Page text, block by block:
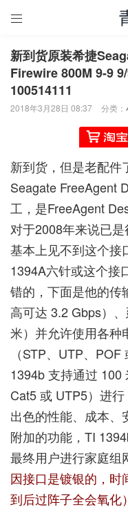

新到货原装希捷
Firewire 800M 9-9
100514111
2018年3月28日 08:37 分类：
新到货，但是老配件
Seagate FreeAgent
工，是FreeAgent
对于2008年来说已
基本上见不到这个接
1394A六针或这个接
错的，下面是他的传
高可达 3.2 Gbps）
米）并允许使用各种
（STP、UTP、
1394b 支持通过 100
Cat5 或 UTP5）进
出色的性能、成本、
附加的功能，TI
最终用户进行家庭组
因接口是镀银的，时
到后过阵子全会氧化